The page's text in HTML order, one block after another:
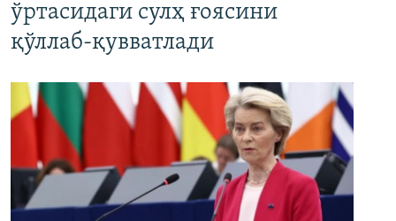
ўртасидаги сулҳ ғоясини
қўллаб-қувватлади